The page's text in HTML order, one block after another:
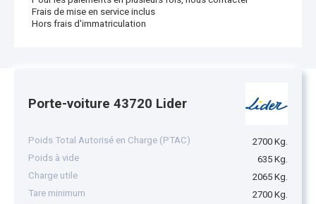
Porte-voiture 43720 Lider
Poids Total Autorisé en Charge (PTAC)
2700 Kg.
Poids à vide
635 Kg.
Charge utile
2065 Kg.
Tare minimum
2700 Kg.
Frais de mise en service inclus
Hors frais d'immatriculation